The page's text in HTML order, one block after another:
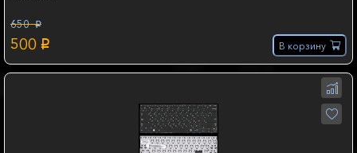
650 p
500 p В корзину